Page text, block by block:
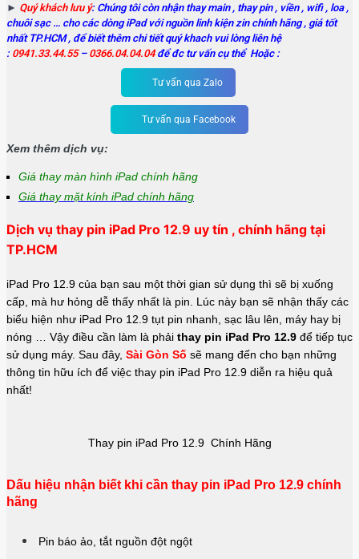
► Quý khách lưu ý: Chúng tôi còn nhận thay main, thay pin , viền , wifi , loa ,
chuôi sạc … cho các dòng iPad với nguồn linh kiện zin chính hãng , giá tốt
nhất TP.HCM , để biết thêm chi tiết quý khach vui lòng liên hệ
: 0941.33.44.55– 0366.04.04.04để đc tư vấn cụ thể Hoặc :
Tư vấn qua Zalo
Tư vấn qua Facebook
Xem thêm dịch vụ:
Giá thay màn hình iPad chính hãng
Giá thay mặt kính iPad chính hãng
Dịch vụ thay pin iPad Pro 12.9 uy tín , chính hãng tại
TP.HCM
iPad Pro 12.9 của bạn sau một thời gian sử dụng thì sẽ bị xuống
cấp, mà hư hỏng dễ thấy nhất là pin. Lúc này bạn sẽ nhận thấy các
biểu hiện như iPad Pro 12.9 tụt pin nhanh, sạc lâu lên, máy hay bị
nóng … Vậy điều cần làm là phải thay pin iPad Pro 12.9 để tiếp tục
sử dụng máy. Sau đây, Sài Gòn Số sẽ mang đến cho bạn những
thông tin hữu ích để việc thay pin iPad Pro 12.9 diễn ra hiệu quả
nhất!
Thay pin iPad Pro 12.9 Chính Hãng
Dấu hiệu nhận biết khi cần thay pin iPad Pro 12.9 chính
hãng
Pin báo ảo, tắt nguồn đột ngột